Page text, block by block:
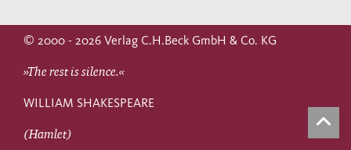
© 2000 - 2026 Verlag C.H.Beck GmbH & Co. KG
»The rest is silence.«
WILLIAM SHAKESPEARE
(Hamlet)